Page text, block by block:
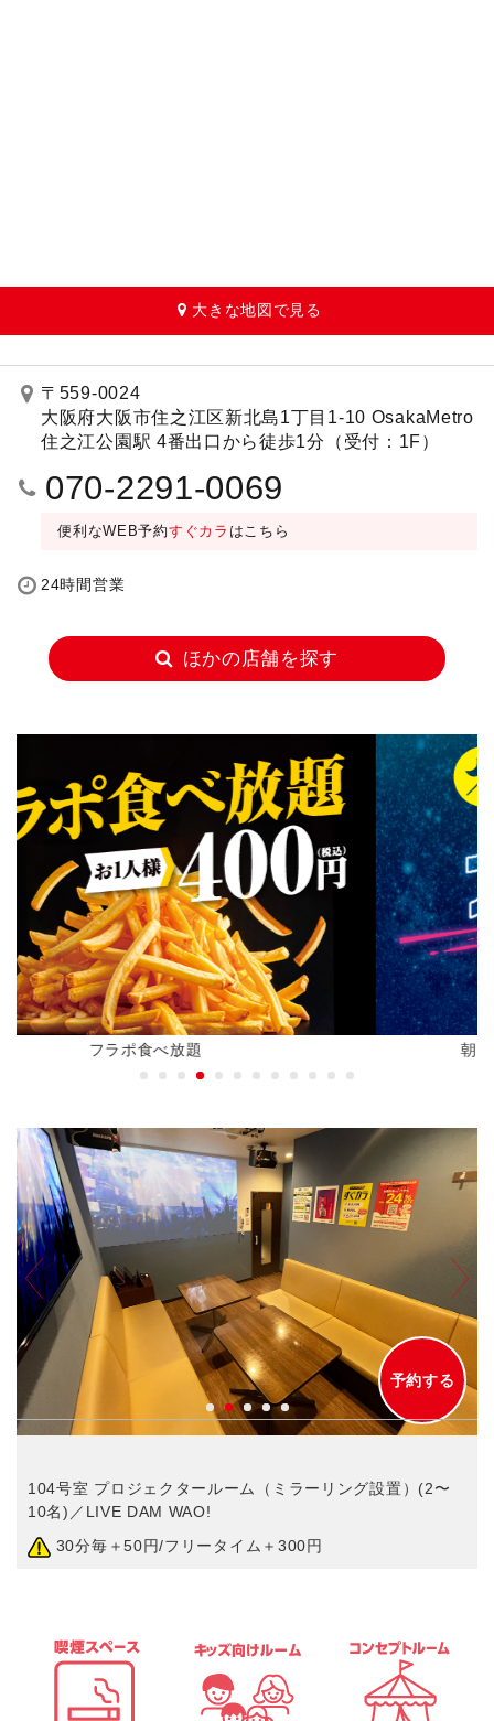
大きな地図で見る
〒559-0024
大阪府大阪市住之江区新北島1丁目1-10 OsakaMetro
住之江公園駅 4番出口から徒歩1分（受付：1F）
070-2291-0069
便利なWEB予約すぐカラ はこちら
24時間営業
ほかの店舗を探す
朝までおトクに過ごすならナイトパック
予約する
104号室 プロジェクタールーム（ミラーリング設置）(2〜
10名)／LIVE DAM WAO!
30分毎＋50円/フリータイム＋300円